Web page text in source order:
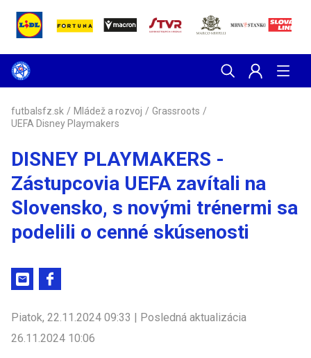
futbalsfz.sk / Mládež a rozvoj / Grassroots /
UEFA Disney Playmakers
DISNEY PLAYMAKERS -
Zástupcovia UEFA zavítali na
Slovensko, s novými trénermi sa
podelili o cenné skúsenosti
Piatok, 22.11.2024 09:33 | Posledná aktualizácia
26.11.2024 10:06